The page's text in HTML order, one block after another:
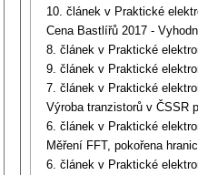
10. článek v Praktické
Cena Bastlířů 2017 -
8. článek v Praktické
9. článek v Praktické
7. článek v Praktické
Výroba tranzistorů v ČSSR
6. článek v Praktické
Měření FFT, pokořena
6. článek v Praktické